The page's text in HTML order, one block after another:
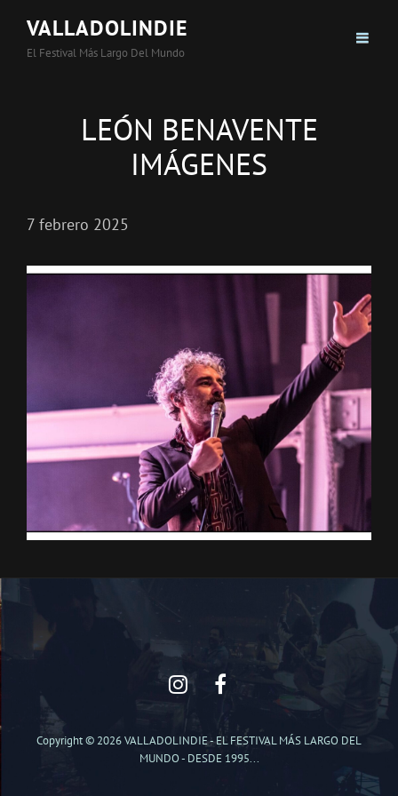
VALLADOLINDIE
El Festival Más Largo Del Mundo
LEÓN BENAVENTE
IMÁGENES
7 febrero 2025
instagramFacebook
Copyright © 2026VALLADOLINDIE- EL FESTIVAL MÁS LARGO DEL
MUNDO - DESDE 1995...